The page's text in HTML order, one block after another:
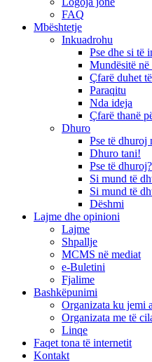
FAQ
Mbështetje
Inkuadrohu
Pse dhe si të
Mundësitë
Çfarë duhet
Paraqitu
Nda ideja
Çfarë thanë
Dhuro
Pse të dhuroj
Dhuro tani!
Pse të dhuroj?
Si mund të
Si mund të
Dëshmi
Lajme dhe opinioni
Lajme
Shpallje
MCMS në mediat
e-Buletini
Fjalime
Bashkëpunimi
Organizata ku jemi
Organizata me të
Linqe
Faqet tona të internetit
Kontakt